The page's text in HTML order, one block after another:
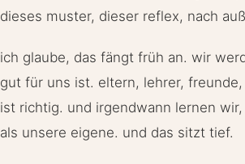
dieses muster, dieser reflex, nach
ich glaube, das fängt früh an. wir
gut für uns ist. eltern, lehrer,
ist richtig. und irgendwann lernen
als unsere eigene. und das sitzt tief.